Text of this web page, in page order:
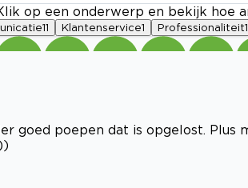
op een onderwerp en bekijk hoe
11 Klantenservice1 Professionaliteit
goed poepen dat is opgelost. Plus